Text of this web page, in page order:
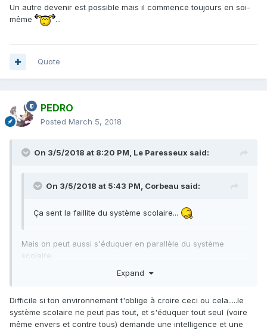
Un autre devenir est possible mais il commence toujours en soi-
même
...
Quote
PEDRO
Posted March 5, 2018
On 3/5/2018 at 8:20 PM, Le Paresseux said:
On 3/5/2018 at 5:43 PM, Corbeau said:
Ça sent la faillite du système scolaire...
Mais on peut aussi s'éduquer en parallèle du système
scolaire,
Expand
Difficile si ton environnement t'oblige à croire ceci ou cela.....le
système scolaire ne peut pas tout, et s'éduquer tout seul (voire
même envers et contre tous) demande une intelligence et une